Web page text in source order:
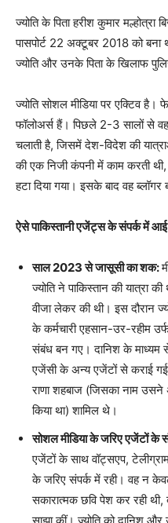
ज्योति के पिता हरीश कुमार मल्होत्रा
पासपोर्ट 22 अक्टूबर 2018 को
ज्योति और उनके पिता के खिलाफ
ज्योति सोशल मीडिया पर एक्टिव
फॉलोअर्स हैं। पिछले 2-3 सालों से
चलाती है, जिसमें देश-विदेश की
की एक निजी कंपनी में काम करती
हटा दिया गया। इसके बाद वह ब्लॉगर
ऐसे पाकिस्तानी एजेंट्स के संपर्क में आई
साल 2023 से जासूसी का शक:
ज्योति ने पाकिस्तान की यात्रा
वीजा लेकर की थी। इस दौरान
के कर्मचारी एहसान-उर-रहीम
संबंध बन गए। दानिश के माध्यम से
एजेंसी के अन्य एजेंटों से कराई
राणा शहबाज (जिसका नाम
किया था) शामिल थे।
सोशल मीडिया के जरिए एजेंटों के
एजेंटों के साथ वॉट्सएप,
के जरिए संपर्क में रही। वह न
सकारात्मक छवि पेश कर रही